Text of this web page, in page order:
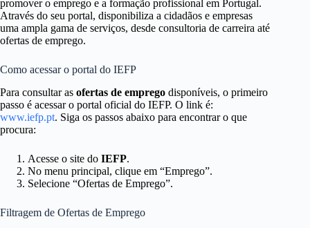
promover o emprego e a formação profissional em Portugal.
Através do seu portal, disponibiliza a cidadãos e empresas
uma ampla gama de serviços, desde consultoria de carreira até
ofertas de emprego.
Como acessar o portal do IEFP
Para consultar as ofertas de emprego disponíveis, o primeiro
passo é acessar o portal oficial do IEFP. O link é:
www.iefp.pt. Siga os passos abaixo para encontrar o que
procura:
Acesse o site do IEFP.
No menu principal, clique em “Emprego”.
Selecione “Ofertas de Emprego”.
Filtragem de Ofertas de Emprego